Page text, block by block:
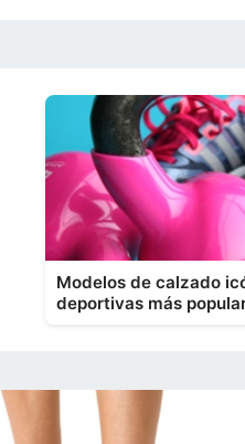
Modelos de calzado
deportivas más